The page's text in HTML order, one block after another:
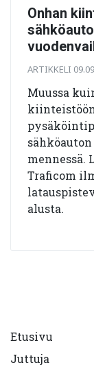
Onhan
ARTIKKELI
Muussa
Traficom
alusta.
Etusivu
Juttuja